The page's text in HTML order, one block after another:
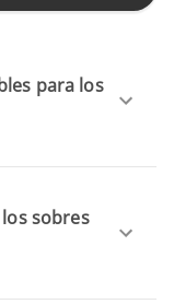
para los
sobres